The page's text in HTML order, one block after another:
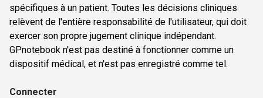
spécifiques à un patient. Toutes les décisions cliniques
relèvent de l'entière responsabilité de l'utilisateur, qui doit
exercer son propre jugement clinique indépendant.
GPnotebook n'est pas destiné à fonctionner comme un
dispositif médical, et n'est pas enregistré comme tel.
Connecter